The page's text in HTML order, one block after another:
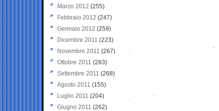
Marzo 2012 (255)
Febbraio 2012 (247)
Gennaio 2012 (259)
Dicembre 2011 (223)
Novembre 2011 (267)
Ottobre 2011 (283)
Settembre 2011 (268)
Agosto 2011 (155)
Luglio 2011 (204)
Giugno 2011 (262)